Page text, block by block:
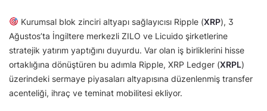
Kurumsal blok zinciri altyapı sağlayıcısı Ripple (XRP), 3
Ağustos’ta İngiltere merkezli ZILO ve Licuido şirketlerine
stratejik yatırım yaptığını duyurdu. Var olan iş birliklerini hisse
ortaklığına dönüştüren bu adımla Ripple, XRP Ledger (XRPL)
üzerindeki sermaye piyasaları altyapısına düzenlenmiş transfer
acenteliği, ihraç ve teminat mobilitesi ekliyor.